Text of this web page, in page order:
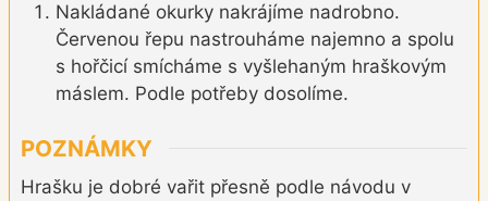
Nakládané okurky nakrájíme nadrobno.
Červenou řepu nastrouháme najemno a spolu
s hořčicí smícháme s vyšlehaným hraškovým
máslem. Podle potřeby dosolíme.
POZNÁMKY
Hrašku je dobré vařit přesně podle návodu v